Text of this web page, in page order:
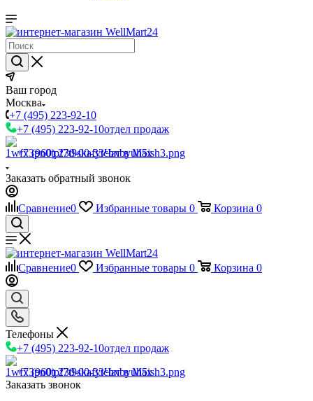
Ваш город
Москва
+7 (495) 223-92-10
+7 (495) 223-92-10отдел продаж
+7 (960) 230-00-33Чат в Max
Заказать обратный звонок
Сравнение0 Избранные товары 0 Корзина 0
Сравнение0 Избранные товары 0 Корзина 0
Телефоны
+7 (495) 223-92-10отдел продаж
+7 (960) 230-00-33Чат в Max
Заказать звонок